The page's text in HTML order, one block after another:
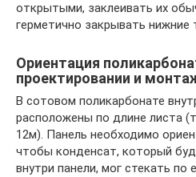
открытыми, заклеивать их
герметично закрывать нижние
Ориентация
проектировании и
В сотовом поликарбонате
расположены по длине листа
12м). Панель необходимо
чтобы конденсат, который
внутри панели, мог стекать по